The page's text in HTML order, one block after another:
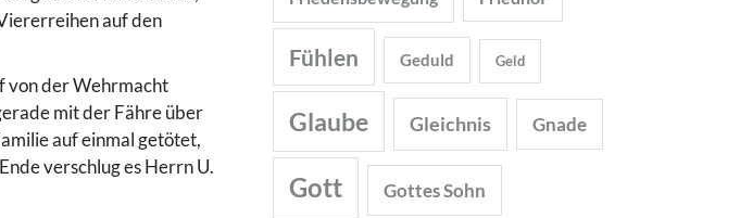
auf den
von der Wehrmacht
mit der Fähre über
auf einmal getötet,
verschlug es Herrn U.
Fühlen Geduld Geld
Glaube Gleichnis Gnade
Gott Gottes Sohn